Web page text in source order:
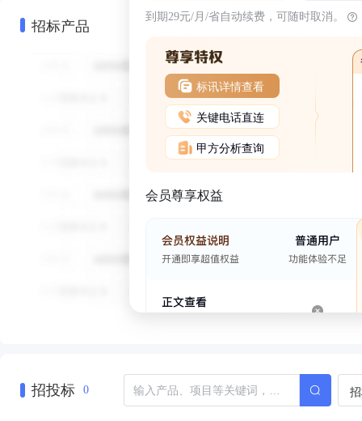
招标产品 到期29元/月/省自动续费，可随时取消。
标讯详情查看
关键电话直连
甲方分析查询
会员尊享权益
招投标 0